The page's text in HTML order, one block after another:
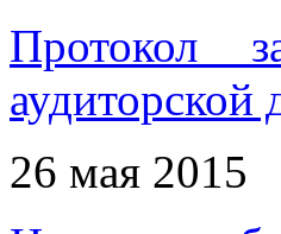
Протокол
аудиторской
26 мая 2015